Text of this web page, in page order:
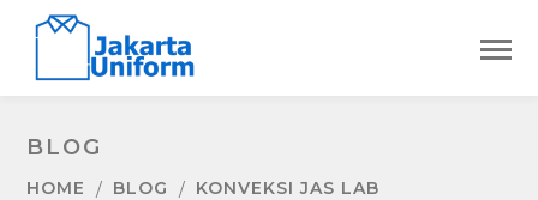
BLOG
HOME BLOG
KONVEKSI JAS LAB